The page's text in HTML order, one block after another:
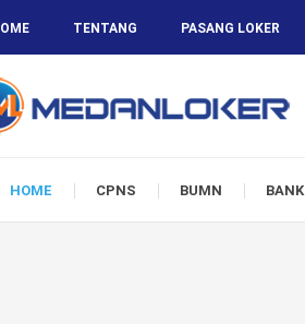
TENTANG PASANG LOKER
HOME CPNS BUMN BANK